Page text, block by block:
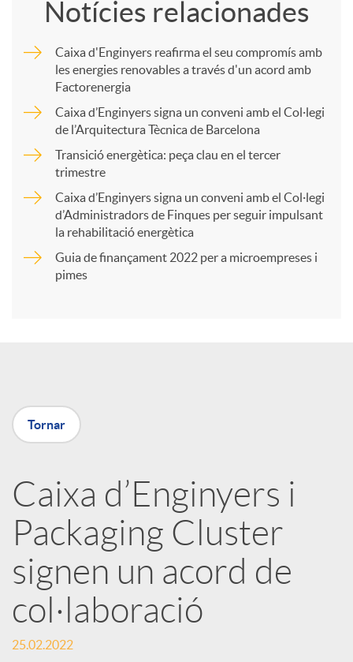
m
r
X
a
r
x
e
Notícies relacionades
Caixa d'Enginyers reafirma el seu compromís amb
les energies renovables a través d'un acord amb
Factorenergia
Caixa d’Enginyers signa un conveni amb el Col·legi
de l’Arquitectura Tècnica de Barcelona
Transició energètica: peça clau en el tercer
trimestre
Caixa d’Enginyers signa un conveni amb el Col·legi
d’Administradors de Finques per seguir impulsant
la rehabilitació energètica
Guia de finançament 2022 per a microempreses i
pimes
Tornar
Caixa d’Enginyers i
Packaging Cluster
signen un acord de
col·laboració
25.02.2022